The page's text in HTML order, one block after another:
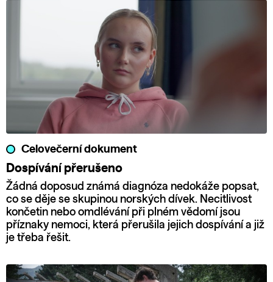
Celovečerní dokument
Dospívání přerušeno
Žádná doposud známá diagnóza nedokáže popsat,
co se děje se skupinou norských dívek. Necitlivost
končetin nebo omdlévání při plném vědomí jsou
příznaky nemoci, která přerušila jejich dospívání a již
je třeba řešit.